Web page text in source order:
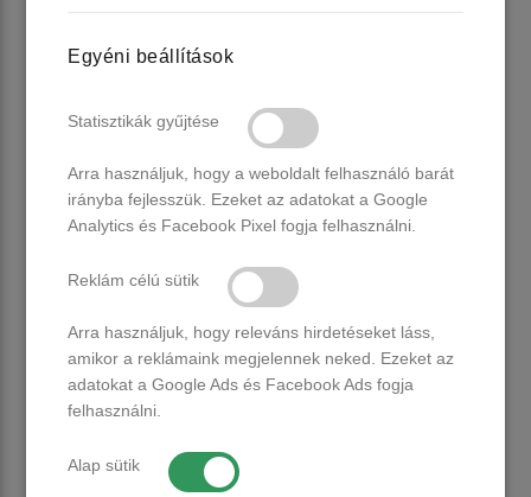
Kitűnő tapadás– minimalizálja a levegősödés és felválás
Könnyen formázható– nem folyik el, de nem is túl kemény
minden egyes alkalommal
💼 Minden, amit egy modern körmös kívánhat
A CANNI Quick Builder nemcsak egy új termék – hanem egy
új szint a szalonmunkában. Megbízható társ a rohanós
napokon, és egyben lehetőség arra, hogyprofesszionális
szintű végeredménytnyújts vendégeidnek –
kompromisszumok nélkül.
Egyéni beállítások
Statisztikák gyűjtése
Arra használjuk, hogy a weboldalt felhasználó barát
irányba fejlesszük. Ezeket az adatokat a Google
Analytics és Facebook Pixel fogja felhasználni.
Reklám célú sütik
Arra használjuk, hogy releváns hirdetéseket láss,
amikor a reklámaink megjelennek neked. Ezeket az
adatokat a Google Ads és Facebook Ads fogja
felhasználni.
Alap sütik